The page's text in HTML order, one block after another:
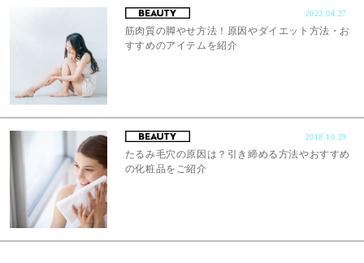
2022.04.27
筋肉質の脚やせ方法！原因やダイエット方法・お
すすめのアイテムを紹介
2018.10.29
たるみ毛穴の原因は？引き締める方法やおすすめ
の化粧品をご紹介